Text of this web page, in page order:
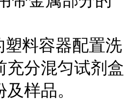
塑料容器配置洗
充分混匀试剂盒
样品。